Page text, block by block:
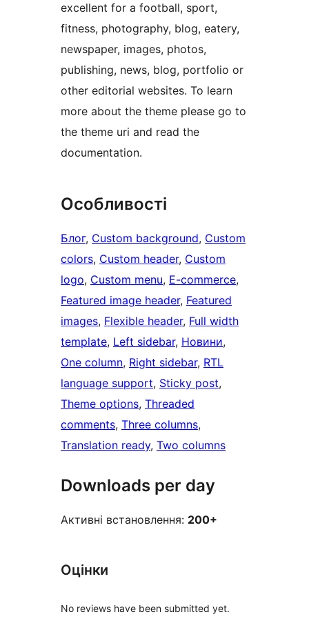
excellent for a football, sport,
fitness, photography, blog, eatery,
newspaper, images, photos,
publishing, news, blog, portfolio or
other editorial websites. To learn
more about the theme please go to
the theme uri and read the
documentation.
Особливості
Блог, Custom background, Custom
colors, Custom header, Custom
logo, Custom menu, E-commerce
Featured image header, Featured
images, Flexible header, Full width
template, Left sidebar, Новини
One column, Right sidebar, RTL
language support, Sticky post
Theme options, Threaded
comments, Three columns
Translation ready, Two columns
Downloads per day
Активні встановлення: 200+
Оцінки
No reviews have been submitted yet.